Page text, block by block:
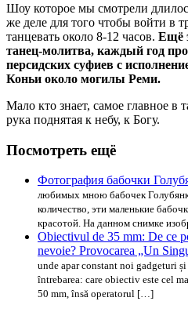
Шоу которое мы смотрели
же деле для того чтобы войти в
танцевать около 8-12 часов. Ещё
танец-молитва, каждый год
персидских суфиев с
Коньи около могилы Реми.
Мало кто знает, самое главное в
рука поднятая к небу, к Богу.
Посмотреть ещё
Фотография бабочки
любимых мною бабочек
количество, эти маленькие
красотой. На данном снимке
Obiectivul de 35 mm: De ce
nevoie? Provocarea „Un
unde apar constant noi gadgeturi și
întrebarea: care obiectiv este cel
50 mm, însă operatorul […]